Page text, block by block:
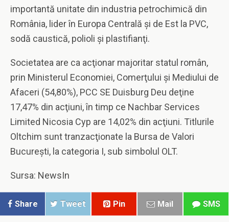
importantă unitate din industria petrochimică din
România, lider în Europa Centrală şi de Est la PVC,
sodă caustică, polioli şi plastifianţi.
Societatea are ca acţionar majoritar statul român,
prin Ministerul Economiei, Comerţului şi Mediului de
Afaceri (54,80%), PCC SE Duisburg Deu deţine
17,47% din acţiuni, în timp ce Nachbar Services
Limited Nicosia Cyp are 14,02% din acţiuni. Titlurile
Oltchim sunt tranzacţionate la Bursa de Valori
Bucureşti, la categoria I, sub simbolul OLT.
Sursa: NewsIn
Share Tweet Pin Mail SMS